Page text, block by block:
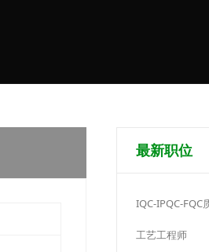
最新职位
IQC-IPQC-FQC
工艺工程师